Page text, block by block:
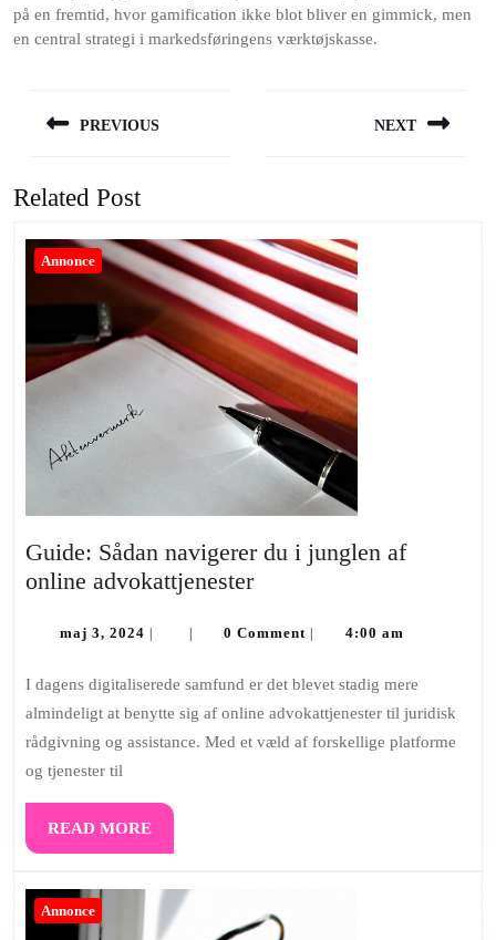
på en fremtid, hvor gamification ikke blot bliver en gimmick, men
en central strategi i markedsføringens værktøjskasse.
PREVIOUS
post:
NEXT
Related Post
Annonce
Guide: Sådan navigerer du i junglen af
online advokattjenesterGuide:
navigerer
i
junglen
af
maj 3, 2024 maj
0 Comment 4:00 am
I dagens digitaliserede samfund er det blevet stadig mere
almindeligt at benytte sig af online advokattjenester til juridisk
rådgivning og assistance. Med et væld af forskellige platforme
og tjenester til
READ MOREREAD
MORE
Annonce